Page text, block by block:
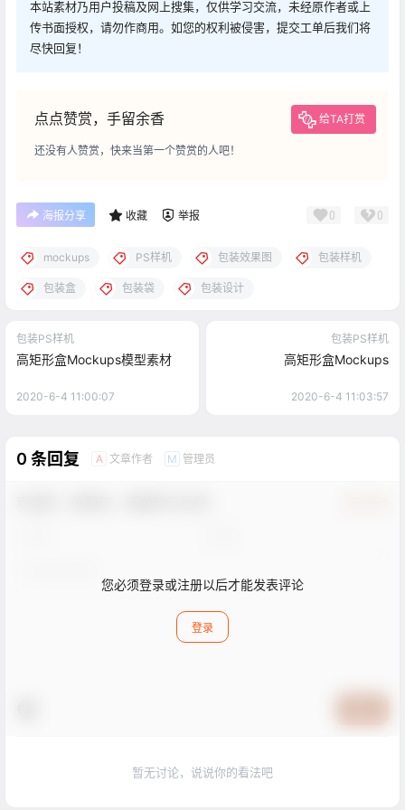
本站素材乃用户投稿及网上搜集，仅供学习交流，未经原作者或上
传书面授权，请勿作商用。如您的权利被侵害，提交工单后我们将
尽快回复！
点点赞赏，手留余香 给TA打赏
还没有人赞赏，快来当第一个赞赏的人吧！
海报分享 收藏 举报 0 0
mockups PS样机 包装效果图 包装样机
包装盒 包装袋 包装设计
包装PS样机
高矩形盒Mockups模型素材
2020-6-4 11:00:07
包装PS样机
高矩形盒Mockups
2020-6-4 11:03:57
0 条回复 A 文章作者 M 管理员
您必须登录或注册以后才能发表评论
登录
暂无讨论，说说你的看法吧